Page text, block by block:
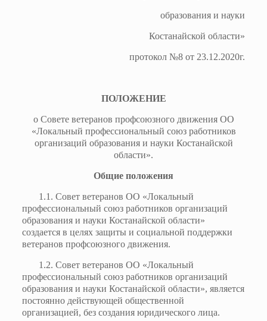
образования и науки
Костанайской области»
протокол №8 от 23.12.2020г.
ПОЛОЖЕНИЕ
о Совете ветеранов профсоюзного движения ОО
«Локальный профессиональный союз работников
организаций образования и науки Костанайской
области».
Общие положения
1.1. Совет ветеранов ОО «Локальный
профессиональный союз работников организаций
образования и науки Костанайской области»
создается в целях защиты и социальной поддержки
ветеранов профсоюзного движения.
1.2. Совет ветеранов ОО «Локальный
профессиональный союз работников организаций
образования и науки Костанайской области», является
постоянно действующей общественной
организацией, без создания юридического лица.